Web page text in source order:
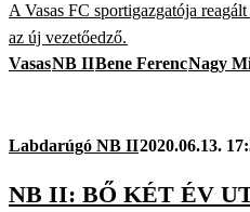
A Vasas FC sportigazgatója
az új vezetőedző.
VasasNB IIBene FerencNagy
Labdarúgó NB II2020.06.13.
NB II: BŐ KÉT ÉV